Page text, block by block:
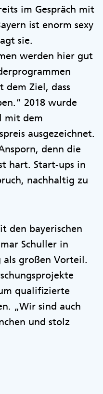
im Gespräch mit
ist enorm sexy
sie.
werden hier gut
Ziel, dass
2018 wurde
mit dem
ausgezeichnet.
denn die
hart. Start-ups in
nachhaltig zu
den bayerischen
Schuller in
als großen Vorteil.
qualifizierte
„Wir sind auch
und stolz